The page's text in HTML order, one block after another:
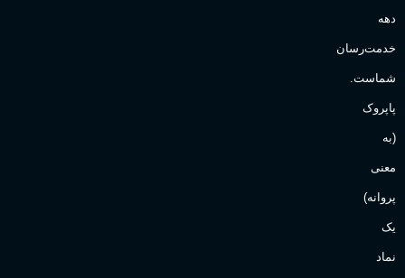
دهه
خدمت‌رسان
شماست.
پاپروک
(به
معنی
پروانه)
یک
نماد